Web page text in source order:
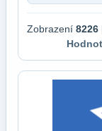
Zobrazení 8226